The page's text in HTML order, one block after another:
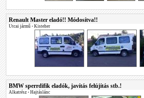
Renault Master eladó!! Módosítva!!
Utcai jármű • Kisteher
BMW sperrdifik eladók, javítás felújítás stb.!
Alkatrész • Hajtáslánc